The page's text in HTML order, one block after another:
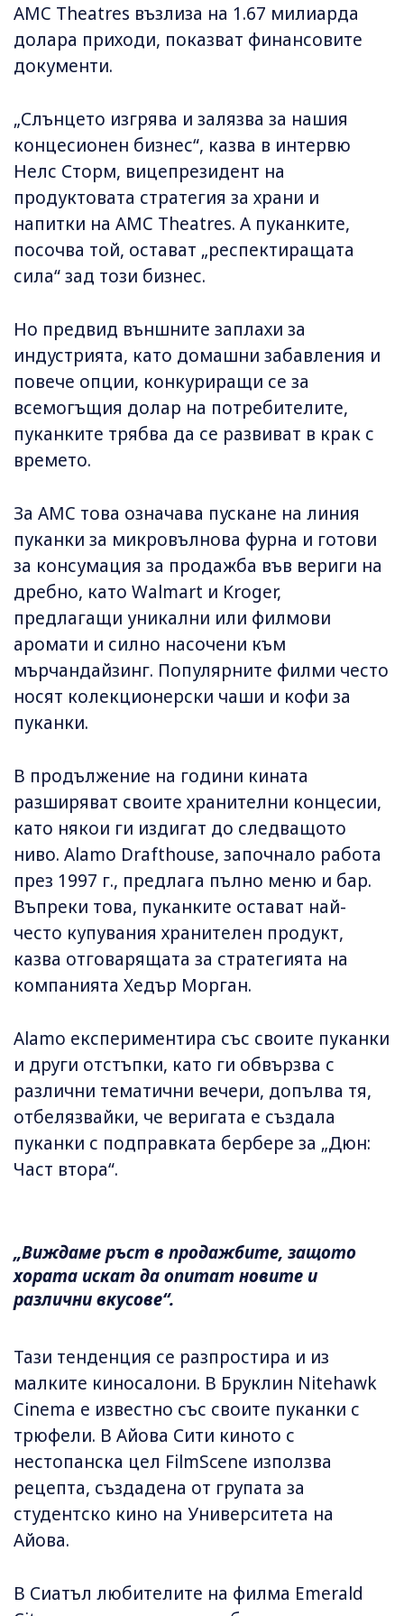
AMC Theatres възлиза на 1.67 милиарда
долара приходи, показват финансовите
документи.
„Слънцето изгрява и залязва за нашия
концесионен бизнес“, казва в интервю
Нелс Сторм, вицепрезидент на
продуктовата стратегия за храни и
напитки на AMC Theatres. А пуканките,
посочва той, остават „респектиращата
сила“ зад този бизнес.
Но предвид външните заплахи за
индустрията, като домашни забавления и
повече опции, конкуриращи се за
всемогъщия долар на потребителите,
пуканките трябва да се развиват в крак с
времето.
За AMC това означава пускане на линия
пуканки за микровълнова фурна и готови
за консумация за продажба във вериги на
дребно, като Walmart и Kroger,
предлагащи уникални или филмови
аромати и силно насочени към
мърчандайзинг. Популярните филми често
носят колекционерски чаши и кофи за
пуканки.
В продължение на години кината
разширяват своите хранителни концесии,
като някои ги издигат до следващото
ниво. Alamo Drafthouse, започнало работа
през 1997 г., предлага пълно меню и бар.
Въпреки това, пуканките остават най-
често купувания хранителен продукт,
казва отговарящата за стратегията на
компанията Хедър Морган.
Alamo експериментира със своите пуканки
и други отстъпки, като ги обвързва с
различни тематични вечери, допълва тя,
отбелязвайки, че веригата е създала
пуканки с подправката бербере за „Дюн:
Част втора“.
„Виждаме ръст в продажбите, защото
хората искат да опитат новите и
различни вкусове“.
Тази тенденция се разпростира и из
малките киносалони. В Бруклин Nitehawk
Cinema е известно със своите пуканки с
трюфели. В Айова Сити киното с
нестопанска цел FilmScene използва
рецепта, създадена от групата за
студентско кино на Университета на
Айова.
В Сиатъл любителите на филма Emerald